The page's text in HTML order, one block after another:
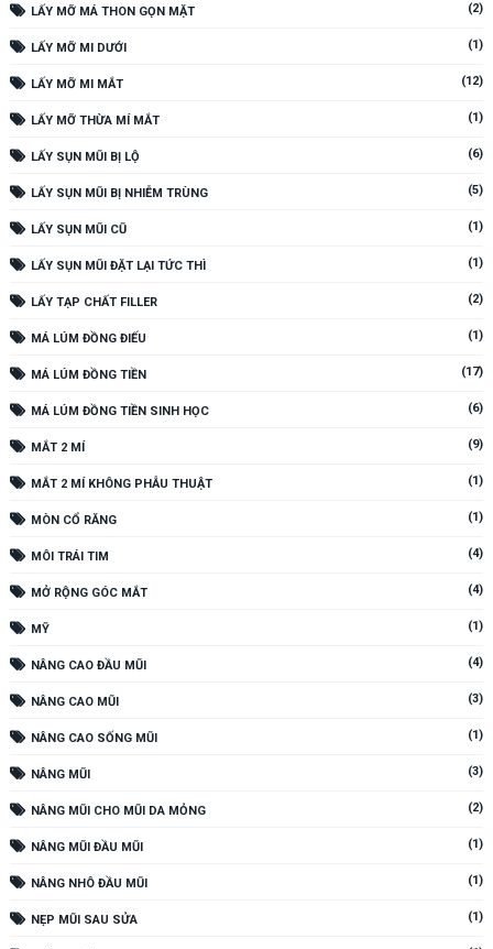
LẤY MỠ MÁ THON GỌN MẶT (2)
LẤY MỠ MI DƯỚI (1)
LẤY MỠ MI MẮT (12)
LẤY MỠ THỪA MÍ MẮT (1)
LẤY SỤN MŨI BỊ LỘ (6)
LẤY SỤN MŨI BỊ NHIỄM TRÙNG (5)
LẤY SỤN MŨI CŨ (1)
LẤY SỤN MŨI ĐẶT LẠI TỨC THÌ (1)
LẤY TẠP CHẤT FILLER (2)
MÁ LÚM ĐỒNG ĐIẾU (1)
MÁ LÚM ĐỒNG TIỀN (17)
MÁ LÚM ĐỒNG TIỀN SINH HỌC (6)
MẮT 2 MÍ (9)
MẮT 2 MÍ KHÔNG PHẪU THUẬT (1)
MÒN CỔ RĂNG (1)
MÔI TRÁI TIM (4)
MỞ RỘNG GÓC MẮT (4)
MỸ (1)
NÂNG CAO ĐẦU MŨI (4)
NÂNG CAO MŨI (3)
NÂNG CAO SỐNG MŨI (1)
NÂNG MŨI (3)
NÂNG MŨI CHO MŨI DA MỎNG (2)
NÂNG MŨI ĐẦU MŨI (1)
NÂNG NHÔ ĐẦU MŨI (1)
NẸP MŨI SAU SỬA (1)